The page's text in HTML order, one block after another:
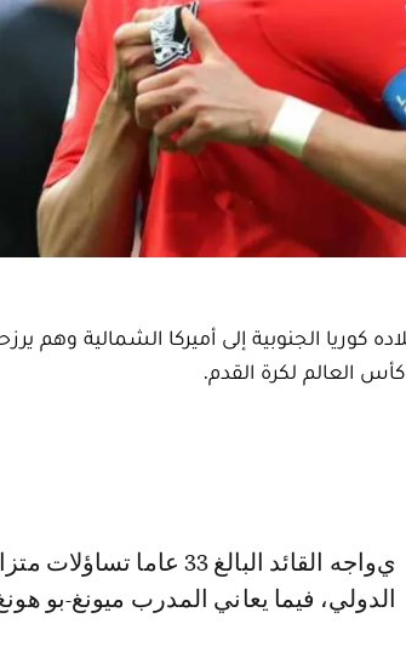
كوريا الجنوبية إلى أميركا الشمالية وهم
العالم لكرة القدم.
يواجه القائد البالغ 33 عاما تساؤلات متزايدة بشأن تراجع مستواه ومستقبله
الدولي، فيما يعاني المدرب ميونغ-بو